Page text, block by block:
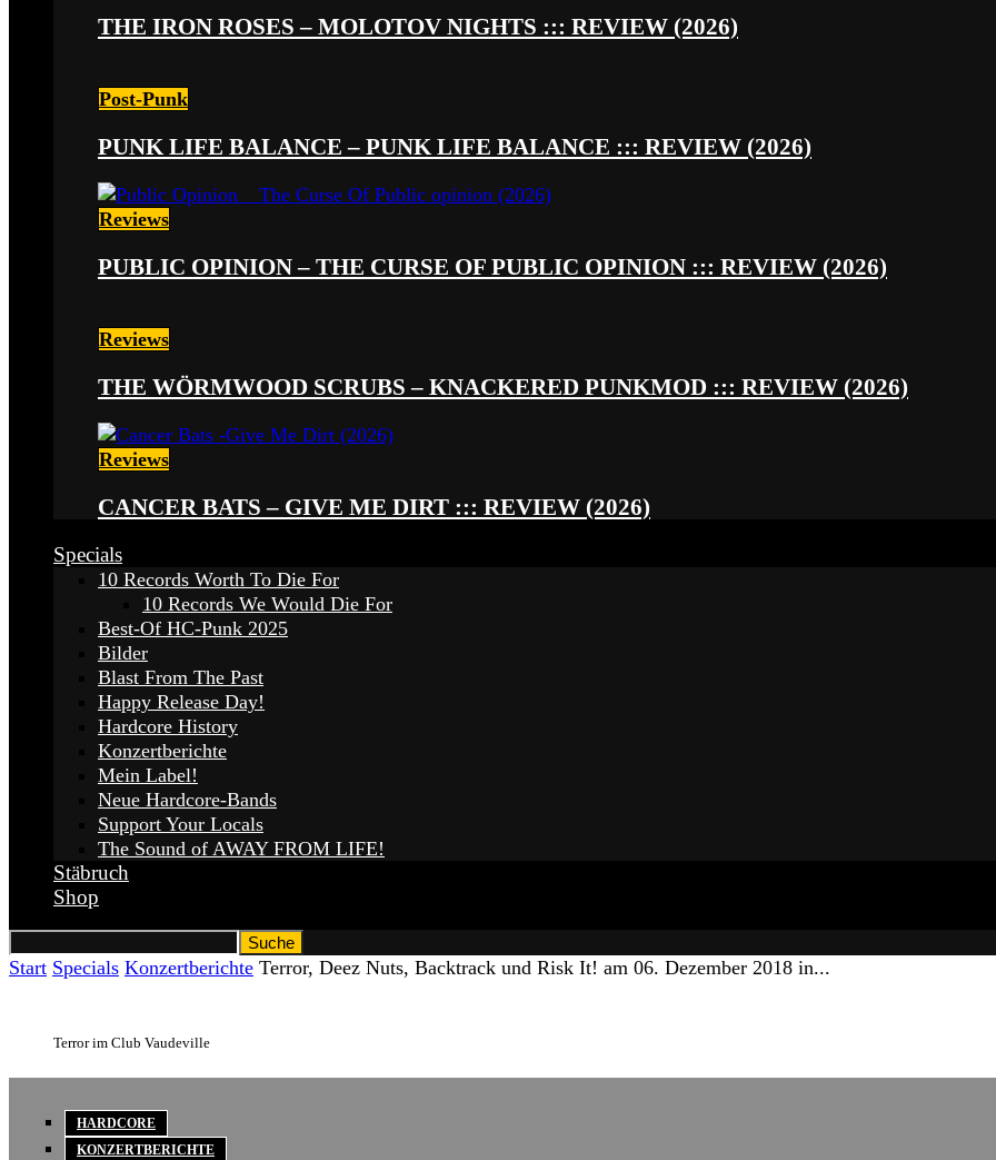
THE IRON ROSES – MOLOTOV NIGHTS ::: REVIEW (2026)
Post-Punk
PUNK LIFE BALANCE – PUNK LIFE BALANCE ::: REVIEW (2026)
Reviews
PUBLIC OPINION – THE CURSE OF PUBLIC OPINION ::: REVIEW (2026)
Reviews
THE WÖRMWOOD SCRUBS – KNACKERED PUNKMOD ::: REVIEW (2026)
Reviews
CANCER BATS – GIVE ME DIRT ::: REVIEW (2026)
Specials
10 Records Worth To Die For
10 Records We Would Die For
Best-Of HC-Punk 2025
Bilder
Blast From The Past
Happy Release Day!
Hardcore History
Konzertberichte
Mein Label!
Neue Hardcore-Bands
Support Your Locals
The Sound of AWAY FROM LIFE!
Stäbruch
Shop
Start Specials Konzertberichte Terror, Deez Nuts, Backtrack und Risk It! am 06. Dezember 2018 in...
Terror im Club Vaudeville
HARDCORE
KONZERTBERICHTE